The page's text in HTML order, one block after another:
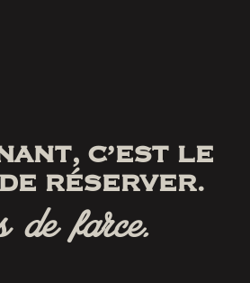
C’EST LE
RÉSERVER.
de farce.